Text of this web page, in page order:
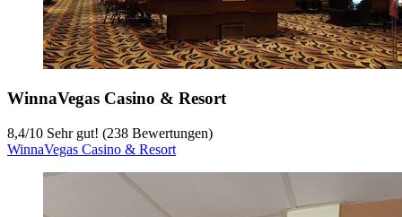
WinnaVegas Casino & Resort
8,4/10 Sehr gut! (238 Bewertungen)
WinnaVegas Casino & Resort